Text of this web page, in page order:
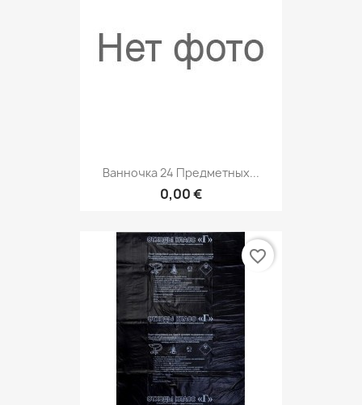
Ванночка 24 Предметных...
0,00 €
favorite_border